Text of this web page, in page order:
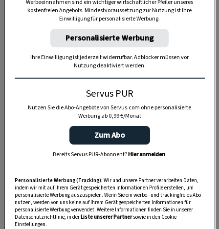
Werbeeinnahmen sind ein wichtiger wirtschaftlicher Pfeiler unseres
kostenfreien Angebots. Mindestvoraussetzung zur Nutzung ist Ihre
Einwilligung für personalisierte Werbung.
Personalisierte Werbung
Ihre Einwilligung ist jederzeit widerrufbar. Adblocker müssen vor
Nutzung deaktiviert werden.
Servus PUR
Nutzen Sie die Abo-Angebote von Servus.com ohne personalisierte
Werbung ab 0,99 €/Monat
Zum Abo
Bereits Servus PUR-Abonnent?Hier anmelden.
Personalisierte Werbung (Tracking): Wir und unsere Partner verarbeiten Daten,
indem wir mit auf Ihrem Gerät gespeicherten Informationen Profile erstellen, um
personalisierte Werbung auszuspielen. Wenn Sie ein werbe– und trackingfreies Abo
nutzen, werden von uns keine auf Ihrem Gerät gespeicherten Informationen für
personalisierte Werbung verwendet. Weitere Informationen finden Sie in unserer
Datenschutzrichtlinie, in derListe unserer Partnersowie in den Cookie-
Einstellungen.